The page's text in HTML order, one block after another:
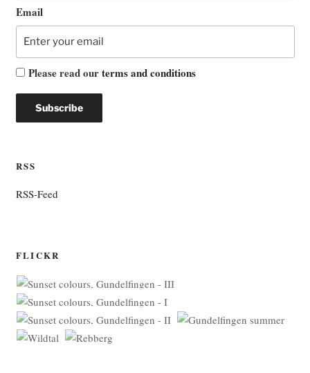
Email
Please read ourterms and conditions
RSS
RSS-Feed
FLICKR